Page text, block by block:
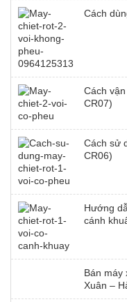
Cách
Cách
CR07)
Cách sử
CR06)
Hướng
cánh
Bán máy
Xuân –